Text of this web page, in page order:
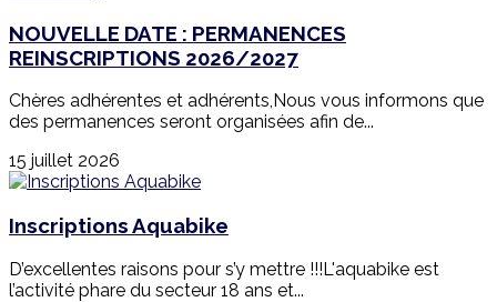
NOUVELLE DATE : PERMANENCES
REINSCRIPTIONS 2026/2027
Chères adhérentes et adhérents,Nous vous informons que
des permanences seront organisées afin de...
15 juillet 2026
Inscriptions Aquabike
D’excellentes raisons pour s’y mettre !!!L'aquabike est
l’activité phare du secteur 18 ans et...